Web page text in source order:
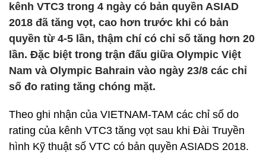
kênh VTC3 trong 4 ngày có bản quyền ASIAD
2018 đã tăng vọt, cao hơn trước khi có bản
quyền từ 4-5 lần, thậm chí có chỉ số tăng hơn 20
lần. Đặc biệt trong trận đấu giữa Olympic Việt
Nam và Olympic Bahrain vào ngày 23/8 các chỉ
số đo rating tăng chóng mặt.
Theo ghi nhận của VIETNAM-TAM các chỉ số do
rating của kênh VTC3 tăng vọt sau khi Đài Truyền
hình Kỹ thuật số VTC có bản quyền ASIADS 2018.